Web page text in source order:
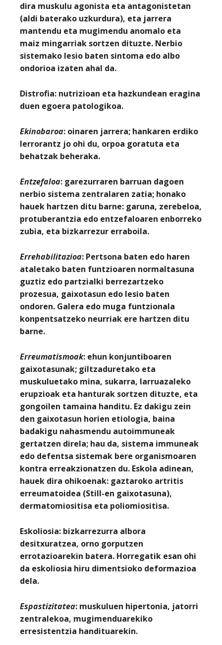
dira muskulu agonista eta antagonistetan
(aldi baterako uzkurdura), eta jarrera
mantendu eta mugimendu anomalo eta
maiz mingarriak sortzen dituzte. Nerbio
sistemako lesio baten sintoma edo albo
ondorioa izaten ahal da.
Distrofia: nutrizioan eta hazkundean eragina
duen egoera patologikoa.
Ekinobaroa: oinaren jarrera; hankaren erdiko
lerrorantz jo ohi du, orpoa goratuta eta
behatzak beheraka.
Entzefaloa: garezurraren barruan dagoen
nerbio sistema zentralaren zatia; honako
hauek hartzen ditu barne: garuna, zerebeloa,
protuberantzia edo entzefaloaren enborreko
zubia, eta bizkarrezur erraboila.
Errehabilitazioa: Pertsona baten edo haren
ataletako baten funtzioaren normaltasuna
guztiz edo partzialki berrezartzeko
prozesua, gaixotasun edo lesio baten
ondoren. Galera edo muga funtzionala
konpentsatzeko neurriak ere hartzen ditu
barne.
Erreumatismoak: ehun konjuntiboaren
gaixotasunak; giltzaduretako eta
muskuluetako mina, sukarra, larruazaleko
erupzioak eta hanturak sortzen dituzte, eta
gongoilen tamaina handitu. Ez dakigu zein
den gaixotasun horien etiologia, baina
badakigu nahasmendu autoimmuneak
gertatzen direla; hau da, sistema immuneak
edo defentsa sistemak bere organismoaren
kontra erreakzionatzen du. Eskola adinean,
hauek dira ohikoenak: gaztaroko artritis
erreumatoidea (Still-en gaixotasuna),
dermatomiositisa eta poliomiositisa.
Eskoliosia: bizkarrezurra albora
desitxuratzea, orno gorputzen
errotazioarekin batera. Horregatik esan ohi
da eskoliosia hiru dimentsioko deformazioa
dela.
Espastizitatea: muskuluen hipertonia, jatorri
zentralekoa, mugimenduarekiko
erresistentzia handituarekin.